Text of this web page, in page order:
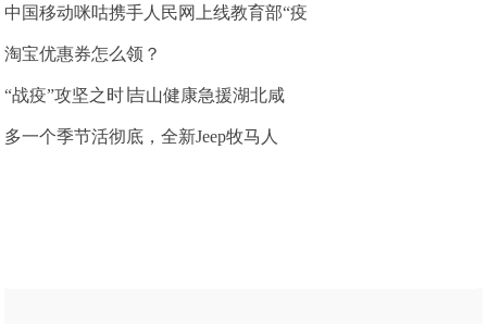
中国移动咪咕携手人民网上线教育部“疫
淘宝优惠券怎么领？
“战疫”攻坚之时∣吉山健康急援湖北咸
多一个季节活彻底，全新Jeep牧马人